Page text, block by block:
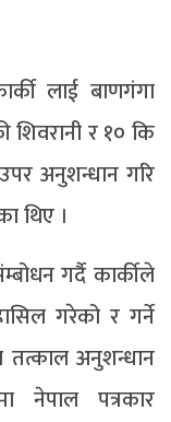
लाई बाणगंगा
शिवरानी र १० कि
अनुशन्धान गरि
थिए ।
गर्दै कार्कीले
गरेको र गर्ने
तत्काल अनुशन्धान
नेपाल पत्रकार